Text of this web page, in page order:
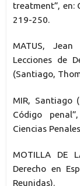
treatment”, en:
219-250.
MATUS,
Lecciones de
(Santiago,
MIR, Santiago
Código
Ciencias
MOTILLA DE
Derecho en
Reunidas).